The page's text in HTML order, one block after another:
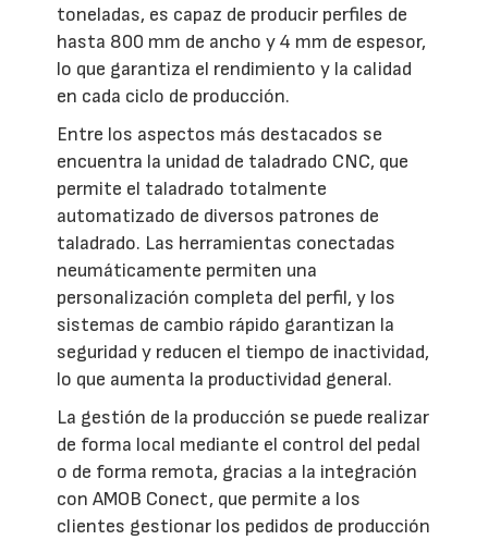
toneladas, es capaz de producir perfiles de
hasta 800 mm de ancho y 4 mm de espesor,
lo que garantiza el rendimiento y la calidad
en cada ciclo de producción.
Entre los aspectos más destacados se
encuentra la unidad de taladrado CNC, que
permite el taladrado totalmente
automatizado de diversos patrones de
taladrado. Las herramientas conectadas
neumáticamente permiten una
personalización completa del perfil, y los
sistemas de cambio rápido garantizan la
seguridad y reducen el tiempo de inactividad,
lo que aumenta la productividad general.
La gestión de la producción se puede realizar
de forma local mediante el control del pedal
o de forma remota, gracias a la integración
con AMOB Conect, que permite a los
clientes gestionar los pedidos de producción